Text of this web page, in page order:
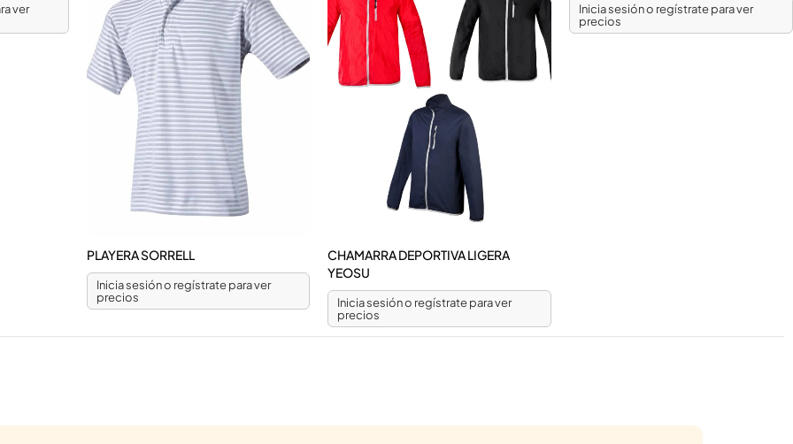
ver
PLAYERA SORRELL
Inicia sesión o regístrate para ver
precios
CHAMARRA DEPORTIVA LIGERA
YEOSU
Inicia sesión o regístrate para ver
precios
Inicia sesión o regístrate para ver
precios